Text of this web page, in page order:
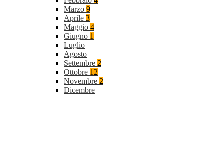
Marzo 9
Aprile 3
Maggio 4
Giugno 1
Luglio
Agosto
Settembre 2
Ottobre 12
Novembre 2
Dicembre